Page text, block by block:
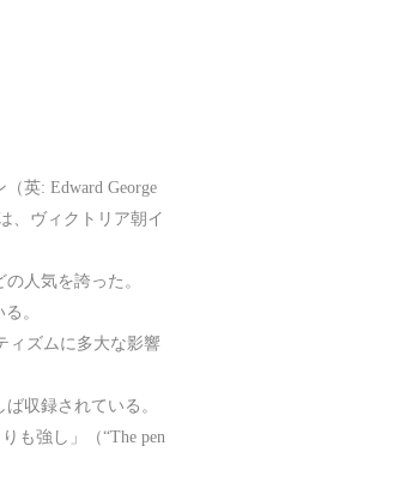
英: Edward George
、ヴィクトリア朝イ
人気を誇った。
。
ィズムに多大な影響
収録されている。
も強し」（“The pen